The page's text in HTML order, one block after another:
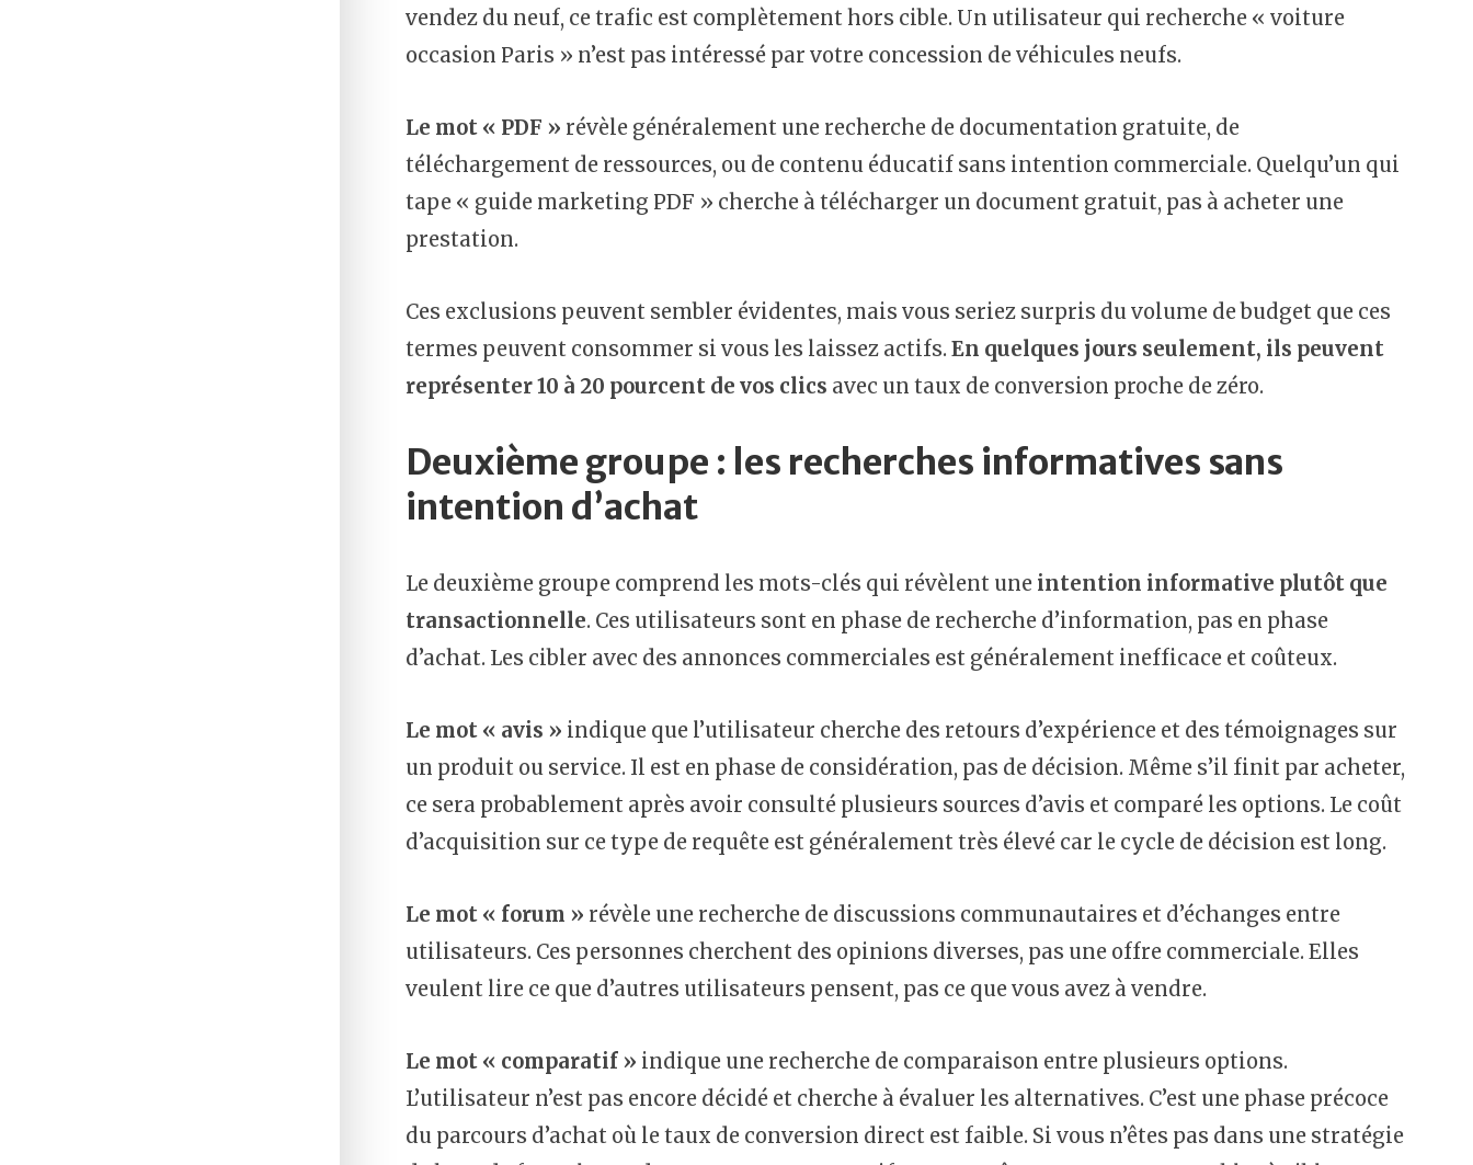
vendez du neuf, ce trafic est complètement hors cible. Un utilisateur qui recherche « voiture
occasion Paris » n’est pas intéressé par votre concession de véhicules neufs.
Le mot « PDF » révèle généralement une recherche de documentation gratuite, de
téléchargement de ressources, ou de contenu éducatif sans intention commerciale. Quelqu’un qui
tape « guide marketing PDF » cherche à télécharger un document gratuit, pas à acheter une
prestation.
Ces exclusions peuvent sembler évidentes, mais vous seriez surpris du volume de budget que ces
termes peuvent consommer si vous les laissez actifs. En quelques jours seulement, ils peuvent
représenter 10 à 20 pourcent de vos clics avec un taux de conversion proche de zéro.
Deuxième groupe : les recherches informatives sans
intention d’achat
Le deuxième groupe comprend les mots-clés qui révèlent une intention informative plutôt que
transactionnelle. Ces utilisateurs sont en phase de recherche d’information, pas en phase
d’achat. Les cibler avec des annonces commerciales est généralement inefficace et coûteux.
Le mot « avis » indique que l’utilisateur cherche des retours d’expérience et des témoignages sur
un produit ou service. Il est en phase de considération, pas de décision. Même s’il finit par acheter,
ce sera probablement après avoir consulté plusieurs sources d’avis et comparé les options. Le coût
d’acquisition sur ce type de requête est généralement très élevé car le cycle de décision est long.
Le mot « forum » révèle une recherche de discussions communautaires et d’échanges entre
utilisateurs. Ces personnes cherchent des opinions diverses, pas une offre commerciale. Elles
veulent lire ce que d’autres utilisateurs pensent, pas ce que vous avez à vendre.
Le mot « comparatif » indique une recherche de comparaison entre plusieurs options.
L’utilisateur n’est pas encore décidé et cherche à évaluer les alternatives. C’est une phase précoce
du parcours d’achat où le taux de conversion direct est faible. Si vous n’êtes pas dans une stratégie